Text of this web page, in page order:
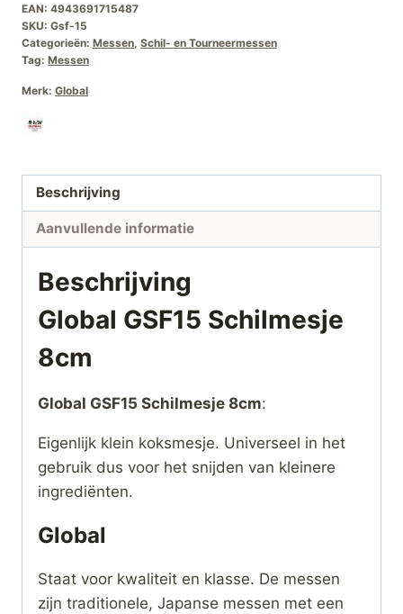
8cm
aantal
EAN: 4943691715487
SKU: Gsf-15
Categorieën: Messen, Schil- en Tourneermessen
Tag: Messen
Merk: Global
Beschrijving
Aanvullende informatie
Beschrijving
Global GSF15 Schilmesje
8cm
Global GSF15 Schilmesje 8cm:
Eigenlijk klein koksmesje. Universeel in het
gebruik dus voor het snijden van kleinere
ingrediënten.
Global
Staat voor kwaliteit en klasse. De messen
zijn traditionele, Japanse messen met een